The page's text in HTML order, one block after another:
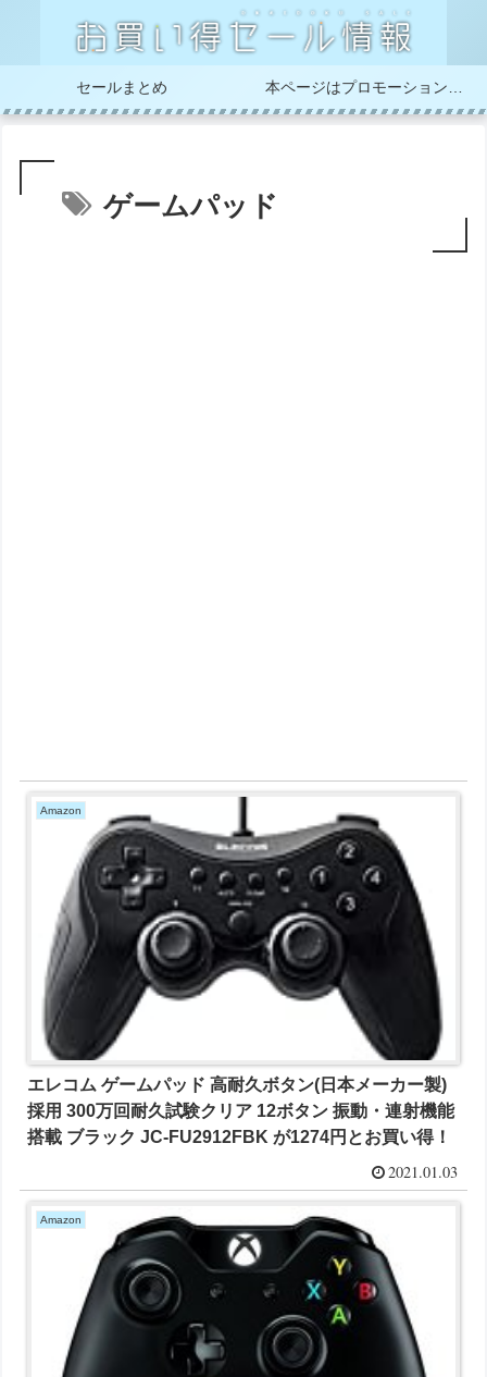
セールまとめ
ゲームパッド
Amazon
エレコム ゲームパッド 高耐久ボタン(日本メーカー製)
採用 300万回耐久試験クリア 12ボタン 振動・連射機能
搭載 ブラック JC-FU2912FBK が1274円とお買い得！
2021.01.03
Amazon